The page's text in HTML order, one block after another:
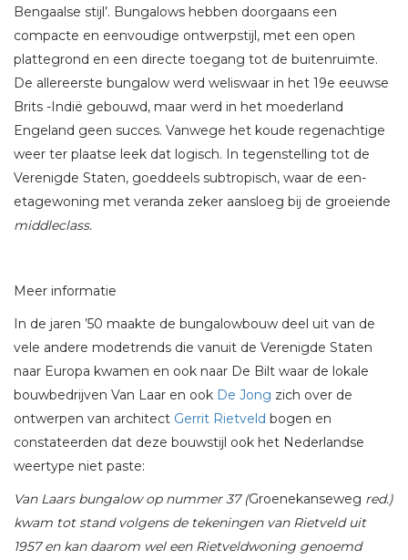
Bengaalse stijl’. Bungalows hebben doorgaans een
compacte en eenvoudige ontwerpstijl, met een open
plattegrond en een directe toegang tot de buitenruimte.
De allereerste bungalow werd weliswaar in het 19e eeuwse
Brits -Indië gebouwd, maar werd in het moederland
Engeland geen succes. Vanwege het koude regenachtige
weer ter plaatse leek dat logisch. In tegenstelling tot de
Verenigde Staten, goeddeels subtropisch, waar de een-
etagewoning met veranda zeker aansloeg bij de groeiende
middleclass.
Meer informatie
In de jaren ’50 maakte de bungalowbouw deel uit van de
vele andere modetrends die vanuit de Verenigde Staten
naar Europa kwamen en ook naar De Bilt waar de lokale
bouwbedrijven Van Laar en ook De Jong zich over de
ontwerpen van architect Gerrit Rietveld bogen en
constateerden dat deze bouwstijl ook het Nederlandse
weertype niet paste:
Van Laars bungalow op nummer 37 (Groenekanseweg red.)
kwam tot stand volgens de tekeningen van Rietveld uit
1957 en kan daarom wel een Rietveldwoning genoemd